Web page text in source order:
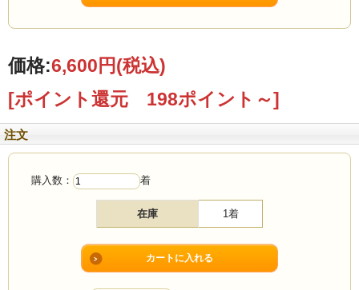
価格:6,600円(税込)
[ポイント還元 198ポイント～]
注文
購入数： 着
在庫 1着